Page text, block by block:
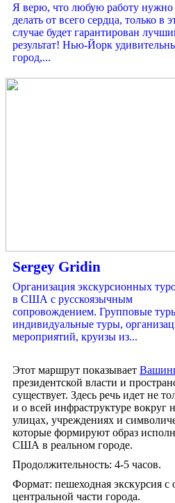
Этот маршрут показывает
президентской власти и
существует. Здесь речь идет не
и о всей инфраструктуре вокруг
улицах, учреждениях и
которые формируют образ
США в реальном городе.
Продолжительность: 4-5 часов.
Формат: пешеходная экскурсия с
центральной части города.
Я верю, что любую работу нужно
делать от всего сердца, только в
случае будет гарантирован
результат! Нью-Йорк
город,...
Sergey Gridin
Организация экскурсионных
в США с русскоязычным
сопровождением. Групповые
индивидуальные туры,
мероприятий, круизы из...